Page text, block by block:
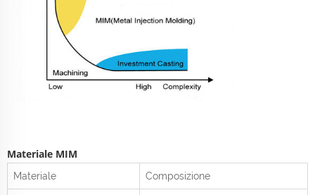
Materiale MIM
Materiale Composizione